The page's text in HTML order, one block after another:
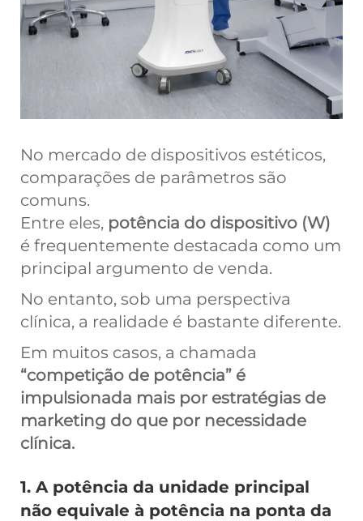
No mercado de dispositivos estéticos,
comparações de parâmetros são
comuns.
Entre eles, potência do dispositivo (W)
é frequentemente destacada como um
principal argumento de venda.
No entanto, sob uma perspectiva
clínica, a realidade é bastante diferente.
Em muitos casos, a chamada
“competição de potência” é
impulsionada mais por estratégias de
marketing do que por necessidade
clínica.
1. A potência da unidade principal
não equivale à potência na ponta da